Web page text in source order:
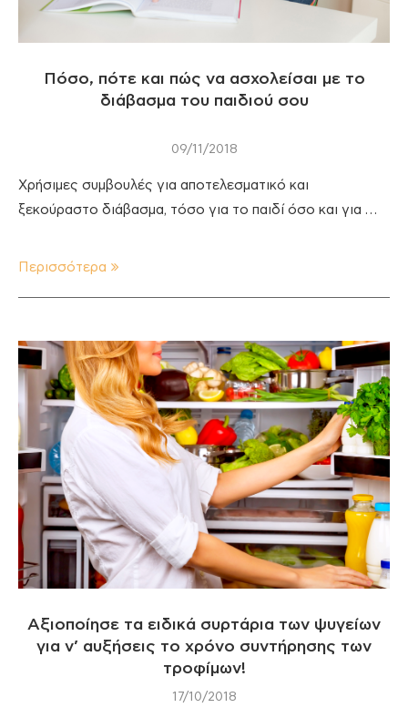
Πόσο, πότε και πώς να ασχολείσαι με το
διάβασμα του παιδιού σου
09/11/2018
Χρήσιμες συμβουλές για αποτελεσματικό και
ξεκούραστο διάβασμα, τόσο για το παιδί όσο και για …
Περισσότερα
Αξιοποίησε τα ειδικά συρτάρια των ψυγείων
για ν’ αυξήσεις το χρόνο συντήρησης των
τροφίμων!
17/10/2018